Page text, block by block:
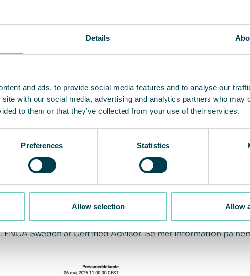
Details
and ads, to provide social media features and to analyse our
with our social media, advertising and analytics partners who may
to them or that they’ve collected from your use of their services.
Preferences Statistics
Allow selection Allow
som kan anpassas efter kundernas behov. FS 60
Europa.
besök QleanAirs hemsida.
premiumlösningar inom marknaden för luftrening av
modulbaserade lösningar med ett fullserviceerbjudande.
filtrerar och recirkulerar inomhusluft. Verksamhetens
huvudkontor i Solna i Sverige och aktien handlas på Nasdaq
FNCA Sweden är Certified Advisor. Se mer information på